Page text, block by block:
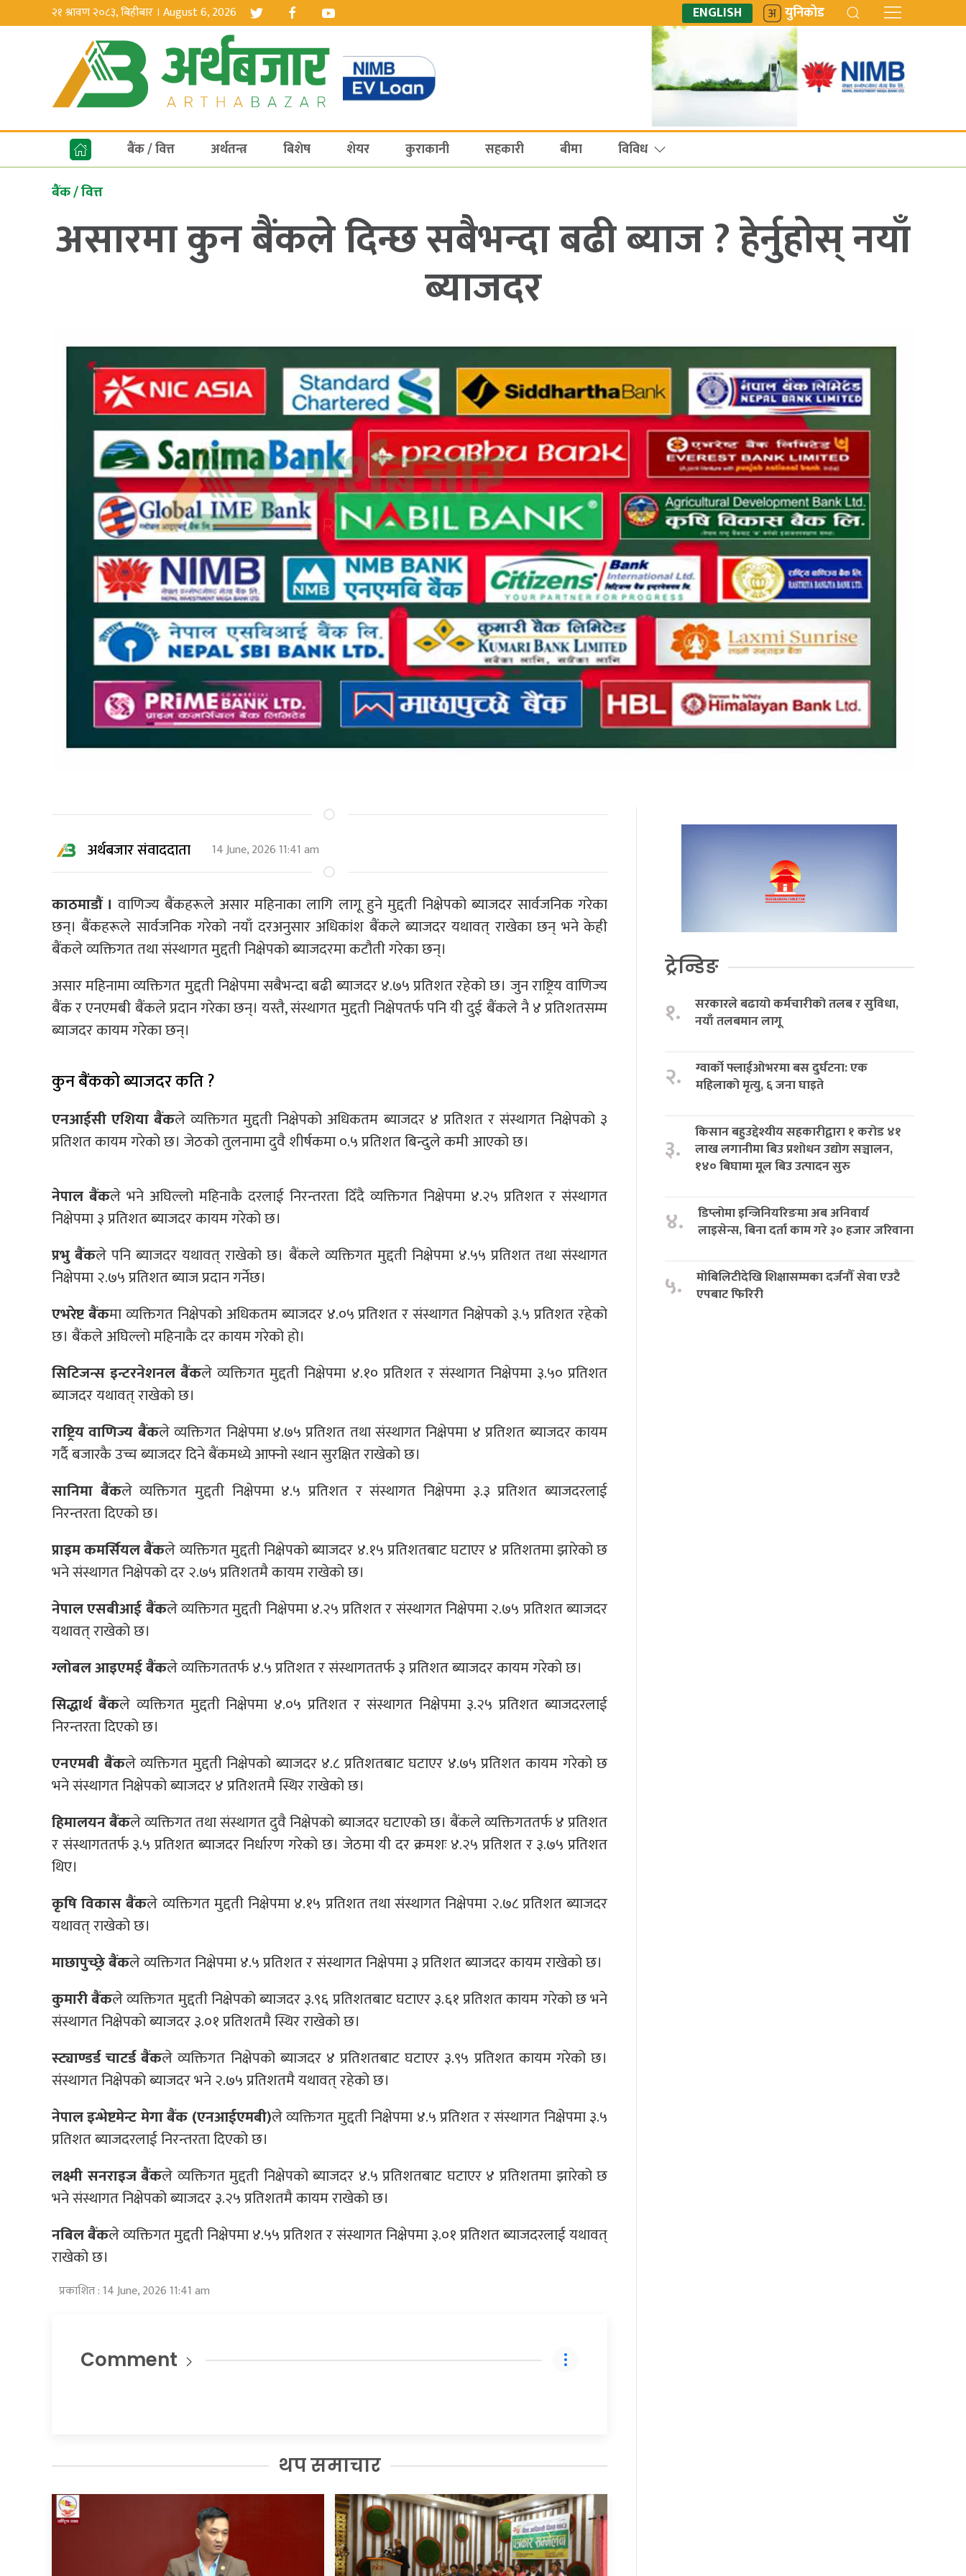
२१ श्रावण २०८३, बिहीबार । August 6, 2026 ENGLISH युनिकोड
बैंक / वित्त अर्थतन्त्र बिशेष शेयर कुराकानी सहकारी बीमा विविध
बैंक / वित्त
असारमा कुन बैंकले दिन्छ सबैभन्दा बढी ब्याज ? हेर्नुहोस् नयाँ
ब्याजदर
अर्थबजार संवाददाता 14 June, 2026 11:41 am
काठमाडौं । वाणिज्य बैंकहरूले असार महिनाका लागि लागू हुने मुद्दती निक्षेपको ब्याजदर सार्वजनिक गरेका
छन्। बैंकहरूले सार्वजनिक गरेको नयाँ दरअनुसार अधिकांश बैंकले ब्याजदर यथावत् राखेका छन् भने केही
बैंकले व्यक्तिगत तथा संस्थागत मुद्दती निक्षेपको ब्याजदरमा कटौती गरेका छन्।
असार महिनामा व्यक्तिगत मुद्दती निक्षेपमा सबैभन्दा बढी ब्याजदर ४.७५ प्रतिशत रहेको छ। जुन राष्ट्रिय वाणिज्य
बैंक र एनएमबी बैंकले प्रदान गरेका छन्। यस्तै, संस्थागत मुद्दती निक्षेपतर्फ पनि यी दुई बैंकले नै ४ प्रतिशतसम्म
ब्याजदर कायम गरेका छन्।
कुन बैंकको ब्याजदर कति ?
एनआईसी एशिया बैंकले व्यक्तिगत मुद्दती निक्षेपको अधिकतम ब्याजदर ४ प्रतिशत र संस्थागत निक्षेपको ३
प्रतिशत कायम गरेको छ। जेठको तुलनामा दुवै शीर्षकमा ०.५ प्रतिशत बिन्दुले कमी आएको छ।
नेपाल बैंकले भने अघिल्लो महिनाकै दरलाई निरन्तरता दिँदै व्यक्तिगत निक्षेपमा ४.२५ प्रतिशत र संस्थागत
निक्षेपमा ३ प्रतिशत ब्याजदर कायम गरेको छ।
प्रभु बैंकले पनि ब्याजदर यथावत् राखेको छ। बैंकले व्यक्तिगत मुद्दती निक्षेपमा ४.५५ प्रतिशत तथा संस्थागत
निक्षेपमा २.७५ प्रतिशत ब्याज प्रदान गर्नेछ।
एभरेष्ट बैंकमा व्यक्तिगत निक्षेपको अधिकतम ब्याजदर ४.०५ प्रतिशत र संस्थागत निक्षेपको ३.५ प्रतिशत रहेको
छ। बैंकले अघिल्लो महिनाकै दर कायम गरेको हो।
सिटिजन्स इन्टरनेशनल बैंकले व्यक्तिगत मुद्दती निक्षेपमा ४.१० प्रतिशत र संस्थागत निक्षेपमा ३.५० प्रतिशत
ब्याजदर यथावत् राखेको छ।
राष्ट्रिय वाणिज्य बैंकले व्यक्तिगत निक्षेपमा ४.७५ प्रतिशत तथा संस्थागत निक्षेपमा ४ प्रतिशत ब्याजदर कायम
गर्दै बजारकै उच्च ब्याजदर दिने बैंकमध्ये आफ्नो स्थान सुरक्षित राखेको छ।
सानिमा बैंकले व्यक्तिगत मुद्दती निक्षेपमा ४.५ प्रतिशत र संस्थागत निक्षेपमा ३.३ प्रतिशत ब्याजदरलाई
निरन्तरता दिएको छ।
प्राइम कमर्सियल बैंकले व्यक्तिगत मुद्दती निक्षेपको ब्याजदर ४.१५ प्रतिशतबाट घटाएर ४ प्रतिशतमा झारेको छ
भने संस्थागत निक्षेपको दर २.७५ प्रतिशतमै कायम राखेको छ।
नेपाल एसबीआई बैंकले व्यक्तिगत मुद्दती निक्षेपमा ४.२५ प्रतिशत र संस्थागत निक्षेपमा २.७५ प्रतिशत ब्याजदर
यथावत् राखेको छ।
ग्लोबल आइएमई बैंकले व्यक्तिगततर्फ ४.५ प्रतिशत र संस्थागततर्फ ३ प्रतिशत ब्याजदर कायम गरेको छ।
सिद्धार्थ बैंकले व्यक्तिगत मुद्दती निक्षेपमा ४.०५ प्रतिशत र संस्थागत निक्षेपमा ३.२५ प्रतिशत ब्याजदरलाई
निरन्तरता दिएको छ।
एनएमबी बैंकले व्यक्तिगत मुद्दती निक्षेपको ब्याजदर ४.८ प्रतिशतबाट घटाएर ४.७५ प्रतिशत कायम गरेको छ
भने संस्थागत निक्षेपको ब्याजदर ४ प्रतिशतमै स्थिर राखेको छ।
हिमालयन बैंकले व्यक्तिगत तथा संस्थागत दुवै निक्षेपको ब्याजदर घटाएको छ। बैंकले व्यक्तिगततर्फ ४ प्रतिशत
र संस्थागततर्फ ३.५ प्रतिशत ब्याजदर निर्धारण गरेको छ। जेठमा यी दर क्रमशः ४.२५ प्रतिशत र ३.७५ प्रतिशत
थिए।
कृषि विकास बैंकले व्यक्तिगत मुद्दती निक्षेपमा ४.१५ प्रतिशत तथा संस्थागत निक्षेपमा २.७८ प्रतिशत ब्याजदर
यथावत् राखेको छ।
माछापुच्छ्रे बैंकले व्यक्तिगत निक्षेपमा ४.५ प्रतिशत र संस्थागत निक्षेपमा ३ प्रतिशत ब्याजदर कायम राखेको छ।
कुमारी बैंकले व्यक्तिगत मुद्दती निक्षेपको ब्याजदर ३.९६ प्रतिशतबाट घटाएर ३.६१ प्रतिशत कायम गरेको छ भने
संस्थागत निक्षेपको ब्याजदर ३.०१ प्रतिशतमै स्थिर राखेको छ।
स्ट्याण्डर्ड चाटर्ड बैंकले व्यक्तिगत निक्षेपको ब्याजदर ४ प्रतिशतबाट घटाएर ३.९५ प्रतिशत कायम गरेको छ।
संस्थागत निक्षेपको ब्याजदर भने २.७५ प्रतिशतमै यथावत् रहेको छ।
नेपाल इन्भेष्टमेन्ट मेगा बैंक (एनआईएमबी)ले व्यक्तिगत मुद्दती निक्षेपमा ४.५ प्रतिशत र संस्थागत निक्षेपमा ३.५
प्रतिशत ब्याजदरलाई निरन्तरता दिएको छ।
लक्ष्मी सनराइज बैंकले व्यक्तिगत मुद्दती निक्षेपको ब्याजदर ४.५ प्रतिशतबाट घटाएर ४ प्रतिशतमा झारेको छ
भने संस्थागत निक्षेपको ब्याजदर ३.२५ प्रतिशतमै कायम राखेको छ।
नबिल बैंकले व्यक्तिगत मुद्दती निक्षेपमा ४.५५ प्रतिशत र संस्थागत निक्षेपमा ३.०१ प्रतिशत ब्याजदरलाई यथावत्
राखेको छ।
प्रकाशित : 14 June, 2026 11:41 am
Comment
थप समाचार
ट्रेन्डिङ
१.
सरकारले बढायो कर्मचारीको तलब र सुविधा,
नयाँ तलबमान लागू
२.
ग्वार्को फ्लाईओभरमा बस दुर्घटना: एक
महिलाको मृत्यु, ६ जना घाइते
३.
किसान बहुउद्देश्यीय सहकारीद्वारा १ करोड ४१
लाख लगानीमा बिउ प्रशोधन उद्योग सञ्चालन,
१४० बिघामा मूल बिउ उत्पादन सुरु
४.
डिप्लोमा इन्जिनियरिङमा अब अनिवार्य
लाइसेन्स, बिना दर्ता काम गरे ३० हजार जरिवाना
५.
मोबिलिटीदेखि शिक्षासम्मका दर्जनौँ सेवा एउटै
एपबाट फिरिरी